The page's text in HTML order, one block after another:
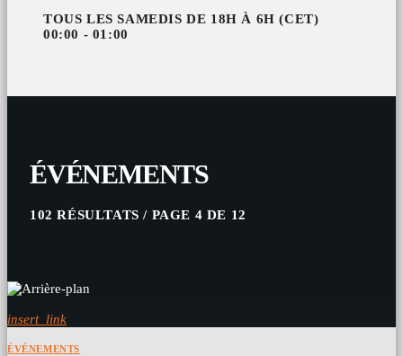
TOUS LES SAMEDIS DE 18H À 6H (CET)
00:00 - 01:00
ÉVÉNEMENTS
102 RÉSULTATS / PAGE 4 DE 12
insert_link
ÉVÉNEMENTS